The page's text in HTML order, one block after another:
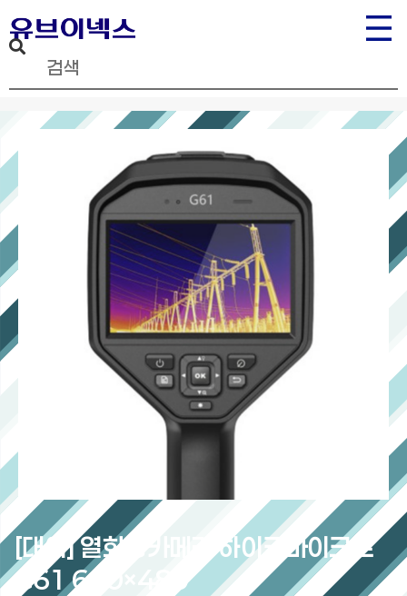
[대여] 열화상카메라 하이크마이크로
G61 640×480